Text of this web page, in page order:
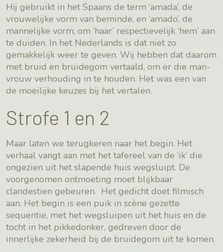
Hij gebruikt in het Spaans de term ‘amada’, de
vrouwelijke vorm van beminde, en ‘amado’, de
mannelijke vorm, om ‘haar’ respectievelijk ‘hem’ aan
te duiden. In het Nederlands is dat niet zo
gemakkelijk weer te geven. Wij hebben dat daarom
met bruid en bruidegom vertaald, om er die man-
vrouw verhouding in te houden. Het was een van
de moeilijke keuzes bij het vertalen.
Strofe 1 en 2
Maar laten we terugkeren naar het begin. Het
verhaal vangt aan met het tafereel van de ‘ik’ die
ongezien uit het slapende huis wegsluipt. De
voorgenomen ontmoeting moet blijkbaar
clandestien gebeuren. Het gedicht doet filmisch
aan. Het begin is een puik in scène gezette
sequentie, met het wegsluipen uit het huis en de
tocht in het pikkedonker, gedreven door de
innerlijke zekerheid bij de bruidegom uit te komen.